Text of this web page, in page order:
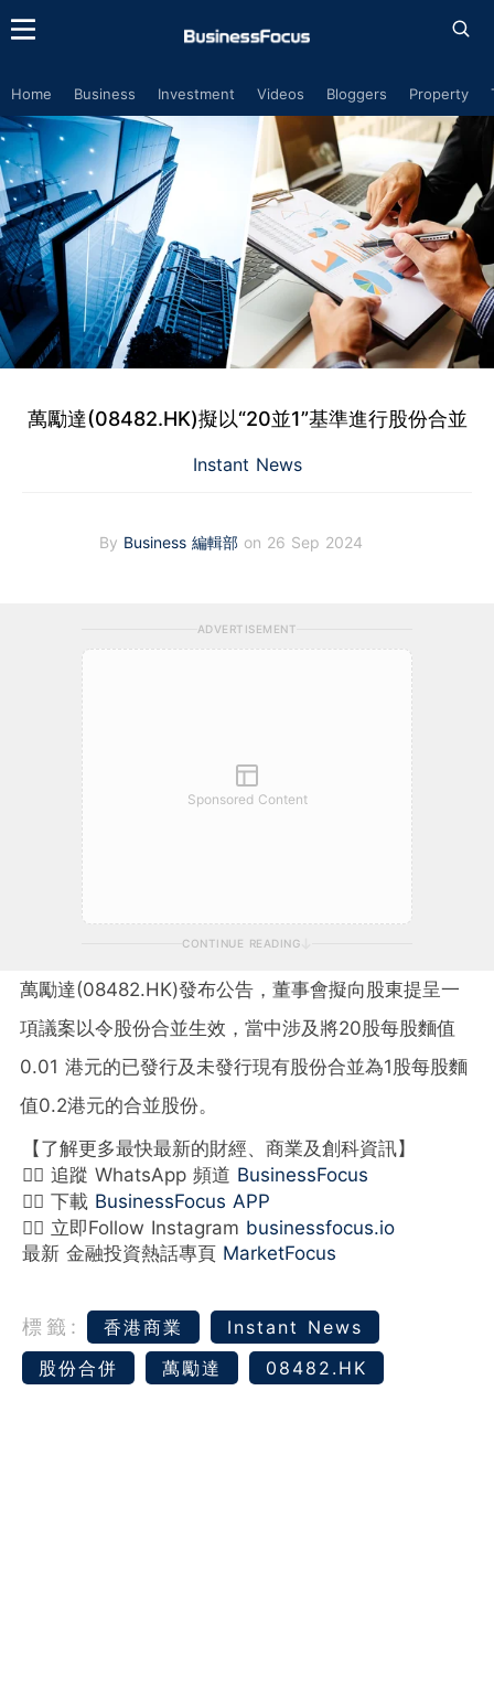
Home Business Investment Videos Bloggers Property
萬勵達(08482.HK)擬以“20並1”基準進行股份合並
Instant News
By Business 編輯部 on 26 Sep 2024
ADVERTISEMENT
Sponsored Content
CONTINUE READING
萬勵達(08482.HK)發布公告，董事會擬向股東提呈一
項議案以令股份合並生效，當中涉及將20股每股麵值
0.01 港元的已發行及未發行現有股份合並為1股每股麵
值0.2港元的合並股份。
【了解更多最快最新的財經、商業及創科資訊】
👉🏻 追蹤 WhatsApp 頻道 BusinessFocus
👉🏻 下載 BusinessFocus APP
👉🏻 立即Follow Instagram businessfocus.io
最新 金融投資熱話專頁 MarketFocus
標籤: 香港商業
Instant News
股份合併
萬勵達 08482.HK